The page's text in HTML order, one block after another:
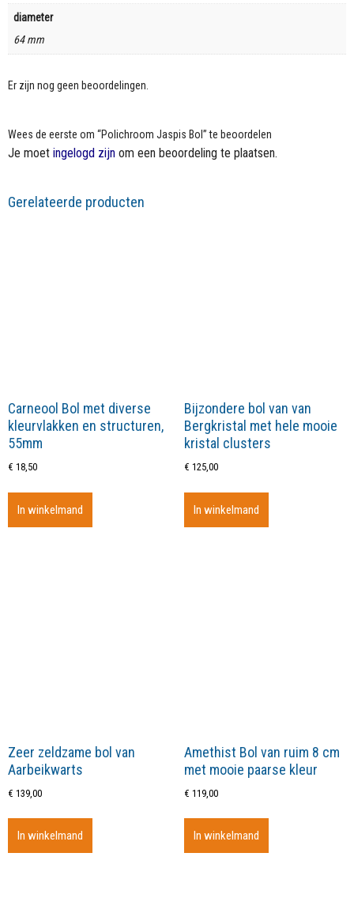
diameter
64 mm
Er zijn nog geen beoordelingen.
Wees de eerste om “Polichroom Jaspis Bol” te beoordelen
Je moet ingelogd zijn om een beoordeling te plaatsen.
Gerelateerde producten
Carneool Bol met diverse
kleurvlakken en structuren,
55mm
€ 18,50
In winkelmand
Bijzondere bol van van
Bergkristal met hele mooie
kristal clusters
€ 125,00
In winkelmand
Zeer zeldzame bol van
Aarbeikwarts
€ 139,00
In winkelmand
Amethist Bol van ruim 8 cm
met mooie paarse kleur
€ 119,00
In winkelmand